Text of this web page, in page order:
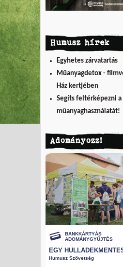
Humusz hírek
Egyhetes zárvatartás
Műanyagdetox -
Ház kertjében
Segíts feltérképezni
műanyaghasználatát!
Adományozz!